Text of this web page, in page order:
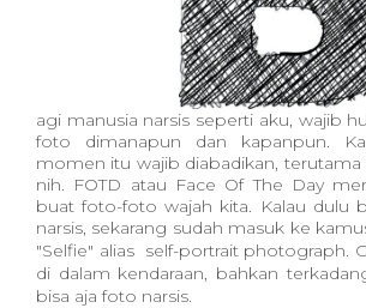
agi manusia narsis seperti aku, wajib
foto dimanapun dan kapanpun.
momen itu wajib diabadikan,
nih. FOTD atau Face Of The Day
buat foto-foto wajah kita. Kalau dulu
narsis, sekarang sudah masuk ke
"Selfie" alias self-portrait photograph.
di dalam kendaraan, bahkan
bisa aja foto narsis.